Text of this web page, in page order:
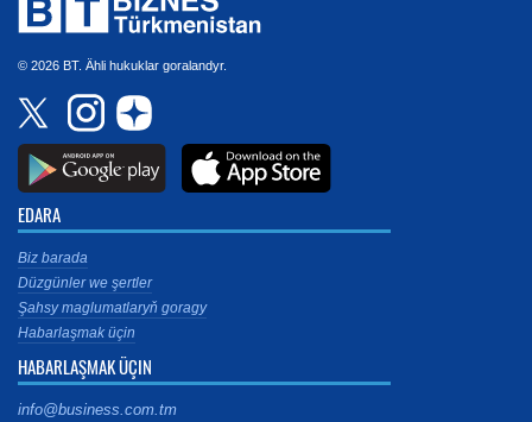
© 2026 BT. Ähli hukuklar goralandyr.
EDARA
Biz barada
Düzgünler we şertler
Şahsy maglumatlaryň goragy
Habarlaşmak üçin
HABARLAŞMAK ÜÇIN
info@business.com.tm